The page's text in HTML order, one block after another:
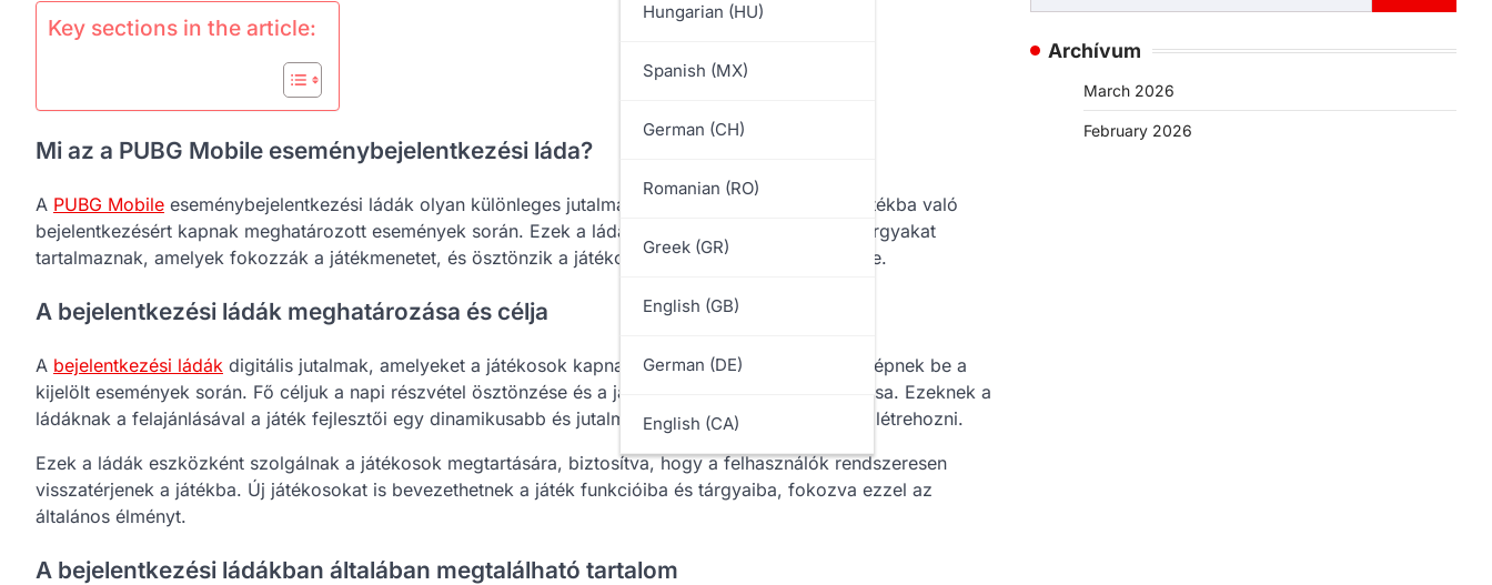
Hungarian (HU)
Spanish (MX)
German (CH)
Romanian (RO)
Greek (GR)
English (GB)
German (DE)
English (CA)
Key sections in the article:
Mi az a PUBG Mobile eseménybejelentkezési láda?
A PUBG Mobile eseménybejelentkezési ládák olyan különleges jutalmak, amelyeket a játékosok a játékba való
bejelentkezésért kapnak meghatározott események során. Ezek a ládák gyakran értékes in-game tárgyakat
tartalmaznak, amelyek fokozzák a játékmenetet, és ösztönzik a játékosokat a rendszeres részvételre.
A bejelentkezési ládák meghatározása és célja
A bejelentkezési ládák digitális jutalmak, amelyeket a játékosok kapnak, amikor a PUBG Mobile-ba lépnek be a
kijelölt események során. Fő céljuk a napi részvétel ösztönzése és a játékosok hűségének jutalmazása. Ezeknek a
ládáknak a felajánlásával a játék fejlesztői egy dinamikusabb és jutalmazóbb játékélményt kívánnak létrehozni.
Ezek a ládák eszközként szolgálnak a játékosok megtartására, biztosítva, hogy a felhasználók rendszeresen
visszatérjenek a játékba. Új játékosokat is bevezethetnek a játék funkcióiba és tárgyaiba, fokozva ezzel az
általános élményt.
A bejelentkezési ládákban általában megtalálható tartalom
for:
Archívum
March 2026
February 2026